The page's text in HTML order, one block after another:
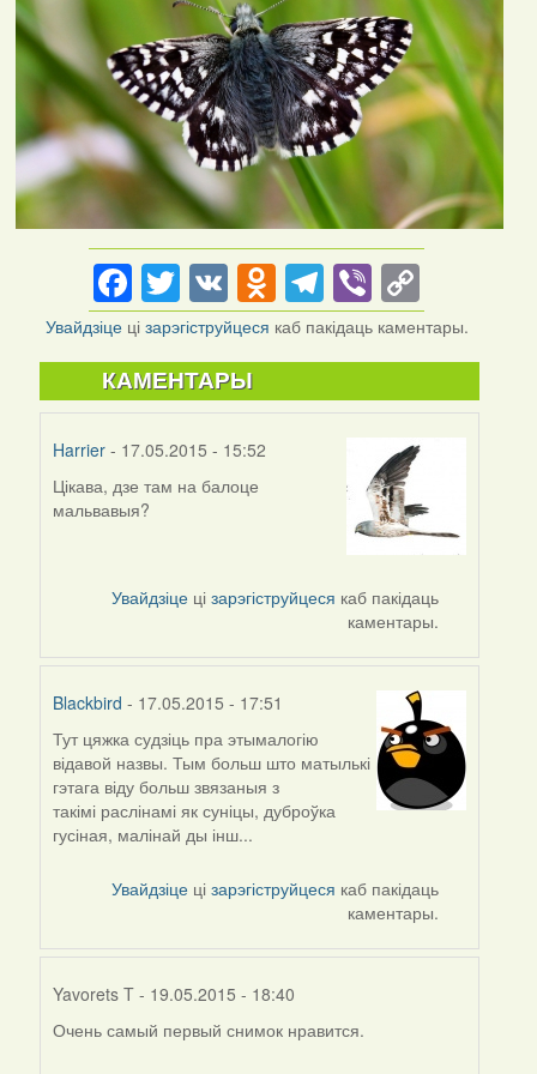
Facebook
Twitter
VKOdnoklassniki
Telegram
Viber
Link
Увайдзіце цізарэгіструйцеся каб пакідаць каментары.
КАМЕНТАРЫ
Harrier - 17.05.2015 - 15:52
Цікава, дзе там на балоце
мальвавыя?
Увайдзіце цізарэгіструйцеся каб пакідаць
каментары.
Blackbird - 17.05.2015 - 17:51
Тут цяжка судзіць пра этымалогію
відавой назвы. Тым больш што матылькі
гэтага віду больш звязаныя з
такімі раслінамі як суніцы, дуброўка
гусіная, малінай ды інш...
Увайдзіце цізарэгіструйцеся каб пакідаць
каментары.
Yavorets T - 19.05.2015 - 18:40
In
Очень самый первый снимок нравится.